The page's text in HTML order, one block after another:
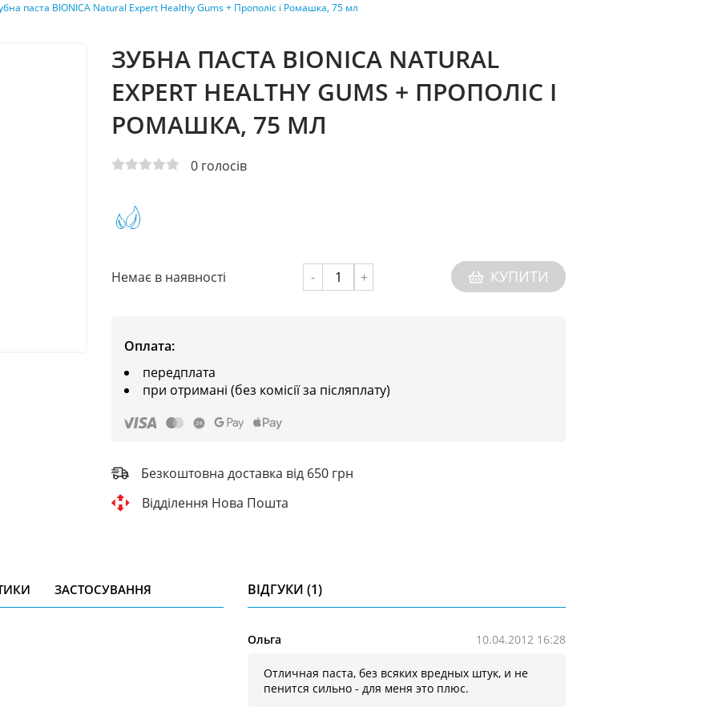
паста BIONICA Natural Expert Healthy Gums + Прополіс і Ромашка, 75 мл
ЗУБНА ПАСТА BIONICA NATURAL
EXPERT HEALTHY GUMS + ПРОПОЛІС І
РОМАШКА, 75 МЛ
0голосів
Немає в наявності - + КУПИТИ
Оплата:
передплата
при отримані (без комісії за післяплату)
Безкоштовна доставка від 650 грн
Відділення Нова Пошта
ЗАСТОСУВАННЯ ВІДГУКИ (1)
Ольга 10.04.2012 16:28
Отличная паста, без всяких вредных штук, и не
пенится сильно - для меня это плюс.